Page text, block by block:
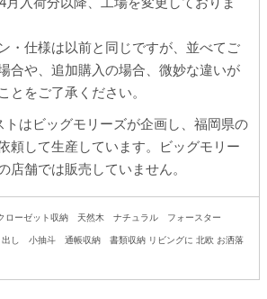
・仕様は以前と同じですが、並べてご
合や、追加購入の場合、微妙な違いが
とをご了承ください。
トはビッグモリーズが企画し、福岡県の
頼して生産しています。ビッグモリー
店舗では販売していません。
ーゼット収納 天然木 ナチュラル フォースター
小抽斗 通帳収納 書類収納 リビングに 北欧 お洒落